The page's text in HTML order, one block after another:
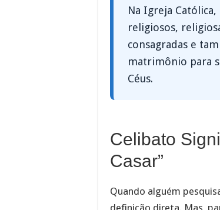
Na Igreja
religiosos,
consagradas e
matrimônio para
Céus.
Celibato
Casar”
Quando alguém